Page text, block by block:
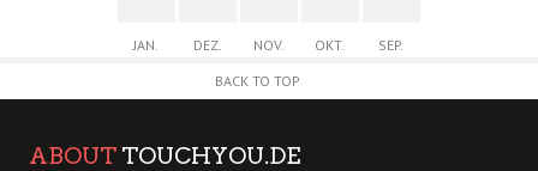
JAN. DEZ. NOV. OKT.
SEP.
BACK TO TOP
ABOUT TOUCHYOU.DE